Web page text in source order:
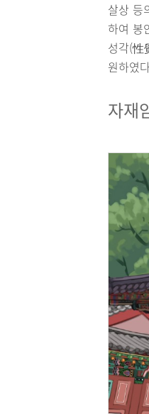
살상 등
하여 봉
성각(性
원하였
자재